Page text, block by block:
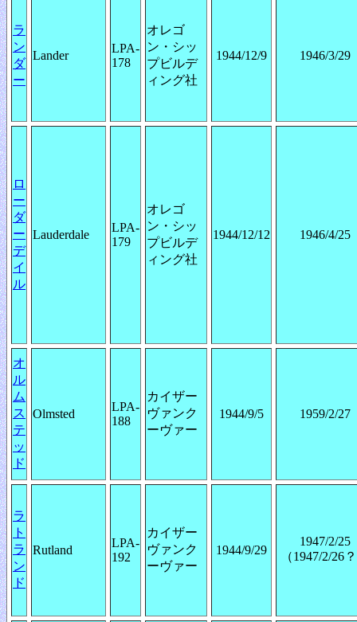
ラ
ン
ダ
ー
Lander
LPA-
178
オレゴ
ン・シッ
プビルデ
ィング社
1944/12/9 1946/3/29
ロ
ー
ダ
ー
デ
イ
ル
Lauderdale
LPA-
179
オレゴ
ン・シッ
プビルデ
ィング社
1944/12/12 1946/4/25
オ
ル
ム
ス
テ
ッ
ド
Olmsted
LPA-
188
カイザー
ヴァンク
ーヴァー
1944/9/5 1959/2/27
ラ
ト
ラ
ン
ド
Rutland
LPA-
192
カイザー
ヴァンク
ーヴァー
1944/9/29
1947/2/25
（1947/2/26